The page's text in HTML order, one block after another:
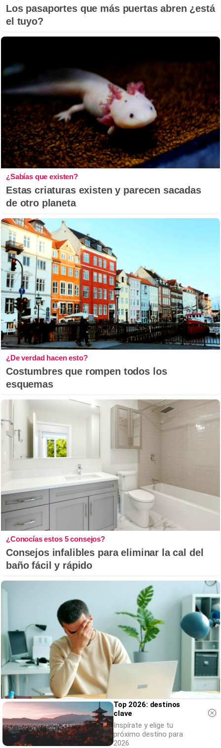
Los pasaportes que más puertas abren ¿está
el tuyo?
¿Sabías que existen?
Estas criaturas existen y parecen sacadas
de otro planeta
¿De verdad hacen esto?
Costumbres que rompen todos los
esquemas
¿Conocías estos 5 consejos?
Consejos infalibles para eliminar la cal del
baño fácil y rápido
¿Te pasa esto?
6 señales claras de que necesitas descansar
Top 2026: destinos
clave
Inspírate y elige tu
próximo destino para
2026